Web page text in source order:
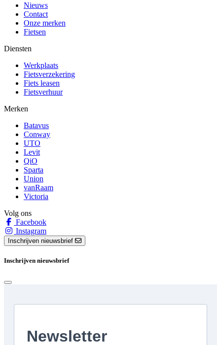
Nieuws
Contact
Onze merken
Fietsen
Diensten
Werkplaats
Fietsverzekering
Fiets leasen
Fietsverhuur
Merken
Batavus
Conway
UTO
Levit
QiO
Sparta
Union
vanRaam
Victoria
Volg ons
Facebook
Instagram
Inschrijven nieuwsbrief
Inschrijven nieuwsbrief